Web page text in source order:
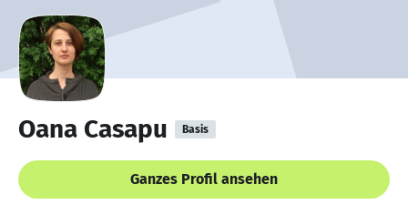
Oana Casapu Basis
Ganzes Profil ansehen